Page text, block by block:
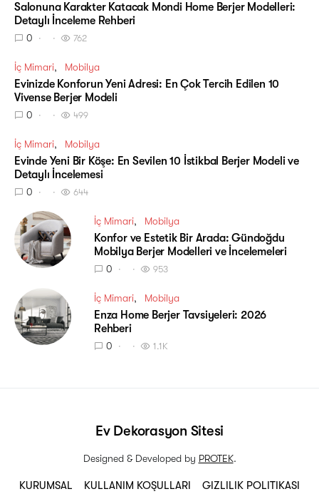
Salonuna Karakter Katacak Mondi Home Berjer Modelleri:
Detaylı İnceleme Rehberi
0 762
İç Mimari Mobilya
Evinizde Konforun Yeni Adresi: En Çok Tercih Edilen 10
Vivense Berjer Modeli
0 499
İç Mimari Mobilya
Evinde Yeni Bir Köşe: En Sevilen 10 İstikbal Berjer Modeli ve
Detaylı İncelemesi
0 644
İç Mimari Mobilya
Konfor ve Estetik Bir Arada: Gündoğdu
Mobilya Berjer Modelleri ve İncelemeleri
0 953
İç Mimari Mobilya
Enza Home Berjer Tavsiyeleri: 2026
Rehberi
0 1.1K
KURUMSAL KULLANIM KOŞULLARI GIZLILIK POLITIKASI
Ev Dekorasyon Sitesi
Designed & Developed by PROTEK.